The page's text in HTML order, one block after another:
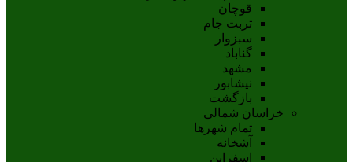
قوچان
تربت جام
سبزوار
گناباد
مشهد
نيشابور
بازگشت
خراسان شمالی
تمام شهر‌ها
آشخانه
اسفراين